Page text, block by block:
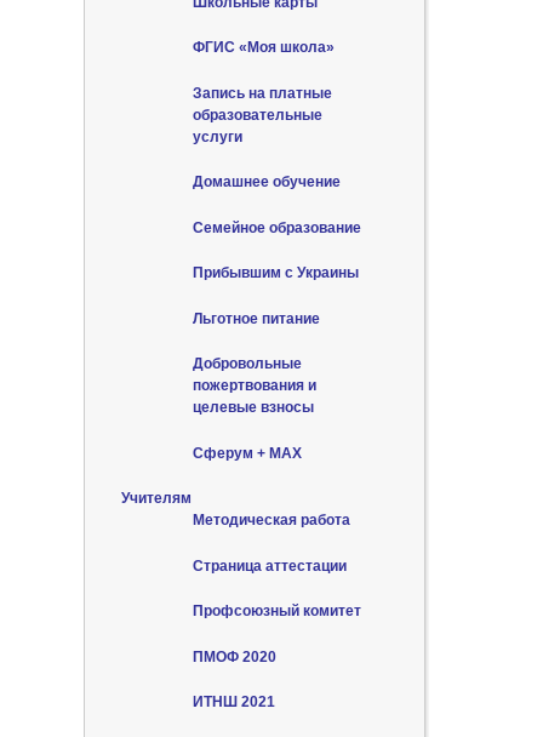
ФГИС «Моя школа»
Запись на платные
образовательные
услуги
Домашнее обучение
Семейное образование
Прибывшим с Украины
Льготное питание
Добровольные
пожертвования и
целевые взносы
Сферум + MAX
Учителям
Методическая работа
Страница аттестации
Профсоюзный комитет
ПМОФ 2020
ИТНШ 2021